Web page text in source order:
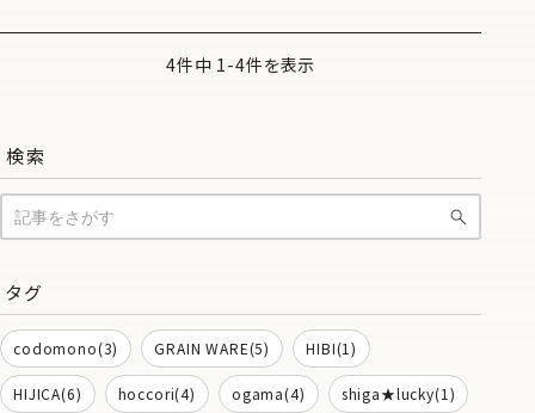
4件中 1-4件を表示
検索
タグ
codomono(3) GRAIN WARE(5) HIBI(1)
HIJICA(6) hoccori(4) ogama(4) shiga★lucky(1)